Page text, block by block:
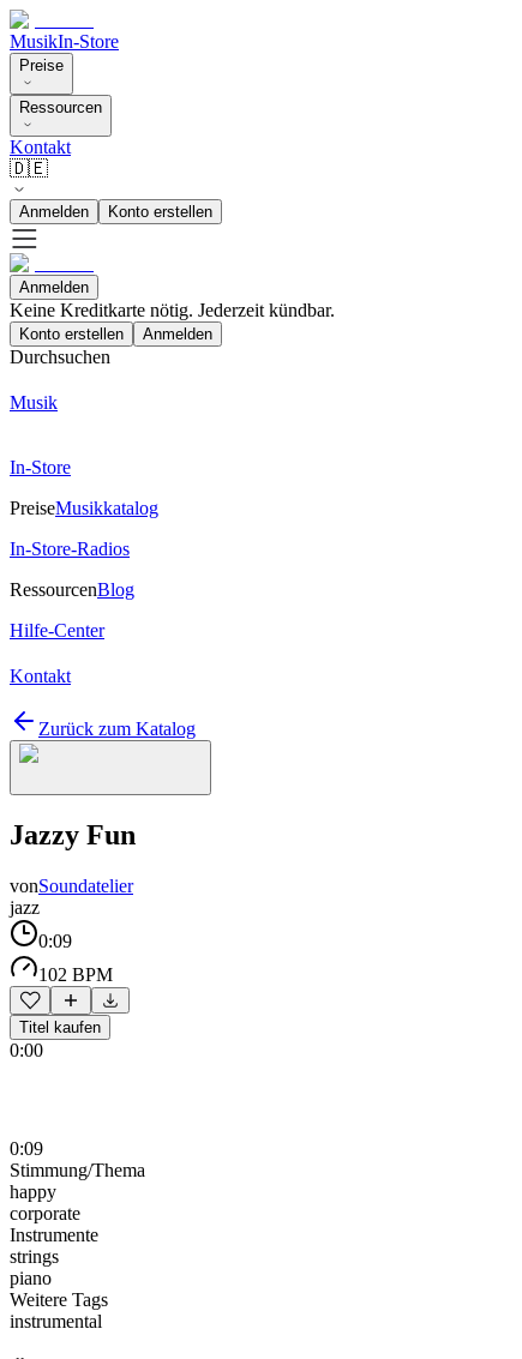
MusikIn-Store
Preise
Ressourcen
Kontakt
🇩🇪
Anmelden Konto erstellen
Anmelden
Keine Kreditkarte nötig. Jederzeit kündbar.
Konto erstellen Anmelden
Durchsuchen
Musik
In-Store
PreiseMusikkatalog
In-Store-Radios
RessourcenBlog
Hilfe-Center
Kontakt
Zurück zum Katalog
Jazzy Fun
vonSoundatelier
jazz
0:09
102 BPM
Titel kaufen
0:00
0:09
Stimmung/Thema
happy
corporate
Instrumente
strings
piano
Weitere Tags
instrumental